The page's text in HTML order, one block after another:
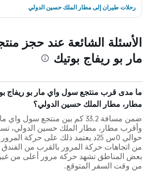
رحلات طيران إلى مطار الملك حسين الدولي
الأسئلة الشائعة عند حجز
مار بو ريفاج بوتيك
ما مدى قرب منتجع سول واي مار بو ريفاج
مطار، مطار الملك حسين الدولي؟
ضمن مسافة 33.2 كم بين منتجع سول
وأقرب مطار، مطار الملك حسين الدولي،
حوالي 0س 25د يعتمد ذلك على حركة
من اتجاهات حركة المرور بالقرب من
بعض المناطق تشهد حركة مرور أعلى من
من وقت السفر المتوقع.